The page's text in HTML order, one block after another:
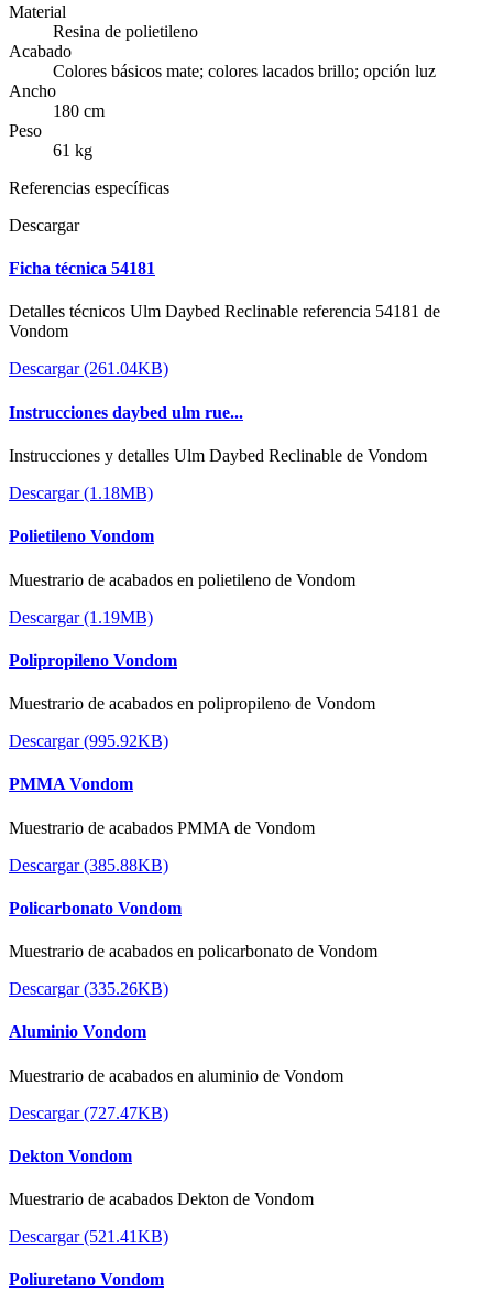
Material
Resina de polietileno
Acabado
Colores básicos mate; colores lacados brillo; opción luz
Ancho
180 cm
Peso
61 kg
Referencias específicas
Descargar
Ficha técnica 54181
Detalles técnicos Ulm Daybed Reclinable referencia 54181 de
Vondom
Descargar (261.04KB)
Instrucciones daybed ulm rue...
Instrucciones y detalles Ulm Daybed Reclinable de Vondom
Descargar (1.18MB)
Polietileno Vondom
Muestrario de acabados en polietileno de Vondom
Descargar (1.19MB)
Polipropileno Vondom
Muestrario de acabados en polipropileno de Vondom
Descargar (995.92KB)
PMMA Vondom
Muestrario de acabados PMMA de Vondom
Descargar (385.88KB)
Policarbonato Vondom
Muestrario de acabados en policarbonato de Vondom
Descargar (335.26KB)
Aluminio Vondom
Muestrario de acabados en aluminio de Vondom
Descargar (727.47KB)
Dekton Vondom
Muestrario de acabados Dekton de Vondom
Descargar (521.41KB)
Poliuretano Vondom